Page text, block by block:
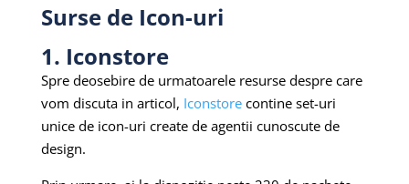
Surse de Icon-uri
1. Iconstore
Spre deosebire de urmatoarele resurse despre care
vom discuta in articol, Iconstorecontine set-uri
unice de icon-uri create de agentii cunoscute de
design.